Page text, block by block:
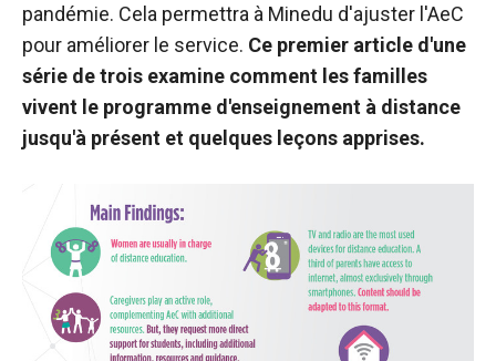
pandémie. Cela permettra à Minedu d'ajuster l'AeC
pour améliorer le service. Ce premier article d'une
série de trois examine comment les familles
vivent le programme d'enseignement à distance
jusqu'à présent et quelques leçons apprises.